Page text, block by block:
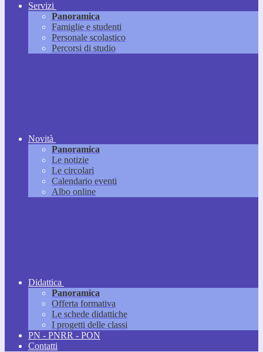
Servizi
Panoramica
Famiglie e studenti
Personale scolastico
Percorsi di studio
Novità
Panoramica
Le notizie
Le circolari
Calendario eventi
Albo online
Didattica
Panoramica
Offerta formativa
Le schede didattiche
I progetti delle classi
PN - PNRR - PON
Contatti